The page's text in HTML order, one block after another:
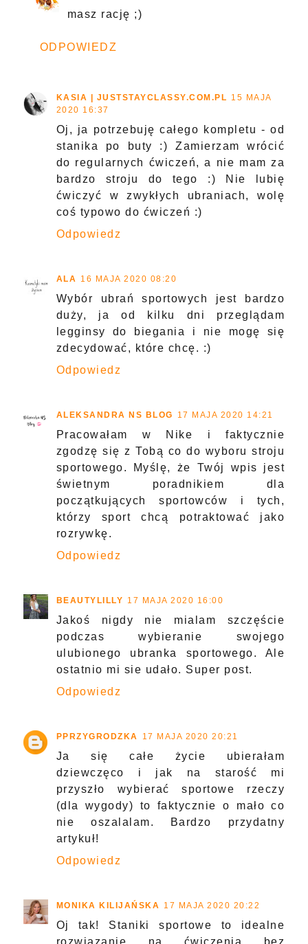
masz rację ;)
ODPOWIEDZ
KASIA | JUSTSTAYCLASSY.COM.PL 15 MAJA
2020 16:37
Oj, ja potrzebuję całego kompletu - od
stanika po buty :) Zamierzam wrócić
do regularnych ćwiczeń, a nie mam za
bardzo stroju do tego :) Nie lubię
ćwiczyć w zwykłych ubraniach, wolę
coś typowo do ćwiczeń :)
Odpowiedz
ALA 16 MAJA 2020 08:20
Wybór ubrań sportowych jest bardzo
duży, ja od kilku dni przeglądam
legginsy do biegania i nie mogę się
zdecydować, które chcę. :)
Odpowiedz
ALEKSANDRA NS BLOG 17 MAJA 2020 14:21
Pracowałam w Nike i faktycznie
zgodzę się z Tobą co do wyboru stroju
sportowego. Myślę, że Twój wpis jest
świetnym poradnikiem dla
początkujących sportowców i tych,
którzy sport chcą potraktować jako
rozrywkę.
Odpowiedz
BEAUTYLILLY 17 MAJA 2020 16:00
Jakoś nigdy nie mialam szczęście
podczas wybieranie swojego
ulubionego ubranka sportowego. Ale
ostatnio mi sie udało. Super post.
Odpowiedz
PPRZYGRODZKA 17 MAJA 2020 20:21
Ja się całe życie ubierałam
dziewczęco i jak na starość mi
przyszło wybierać sportowe rzeczy
(dla wygody) to faktycznie o mało co
nie oszalalam. Bardzo przydatny
artykuł!
Odpowiedz
MONIKA KILIJAŃSKA 17 MAJA 2020 20:22
Oj tak! Staniki sportowe to idealne
rozwiązanie na ćwiczenia bez